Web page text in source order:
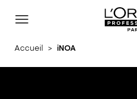
L'Oréal Professionnel Paris
Site Menu
Accueil > iNOA